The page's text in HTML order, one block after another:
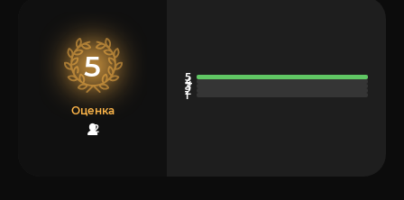
5
Оценка
2